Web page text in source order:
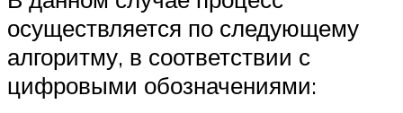
осуществляется по следующему
алгоритму, в соответствии с
цифровыми обозначениями: